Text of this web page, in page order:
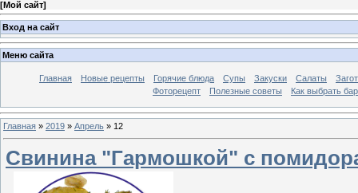
[Мой сайт]
Вход на сайт
Меню сайта
Главная Новые рецепты Горячие блюда Супы Закуски Салаты
Фоторецепт
Полезные советы Как выбрать
Главная » 2019 » Апрель » 12
Свинина "Гармошкой" с